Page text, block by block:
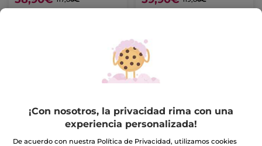
¡Con nosotros, la privacidad rima con una
experiencia personalizada!
De acuerdo con nuestra Política de Privacidad, utilizamos cookies